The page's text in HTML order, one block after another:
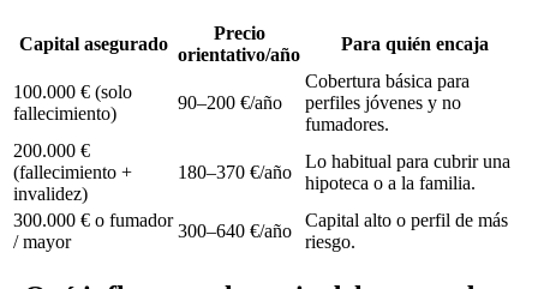
Capital asegurado
Precio
orientativo/año
Para quién encaja
100.000 € (solo
fallecimiento)
90–200 €/año
Cobertura básica para
perfiles jóvenes y no
fumadores.
200.000 €
(fallecimiento +
invalidez)
180–370 €/año
Lo habitual para cubrir una
hipoteca o a la familia.
300.000 € o fumador
/ mayor
300–640 €/año
Capital alto o perfil de más
riesgo.